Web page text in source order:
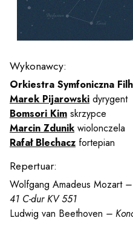
YOUTUBE
Polityka prywatności
Wykonawcy:
Orkiestra Symfoniczna
Marek Pijarowski dyrygent
Bomsori Kim skrzypce
Marcin Zdunik wiolonczela
Rafał Blechacz fortepian
Repertuar:
Wolfgang Amadeus Mozart–
41 C-dur KV 551
Ludwig van Beethoven –